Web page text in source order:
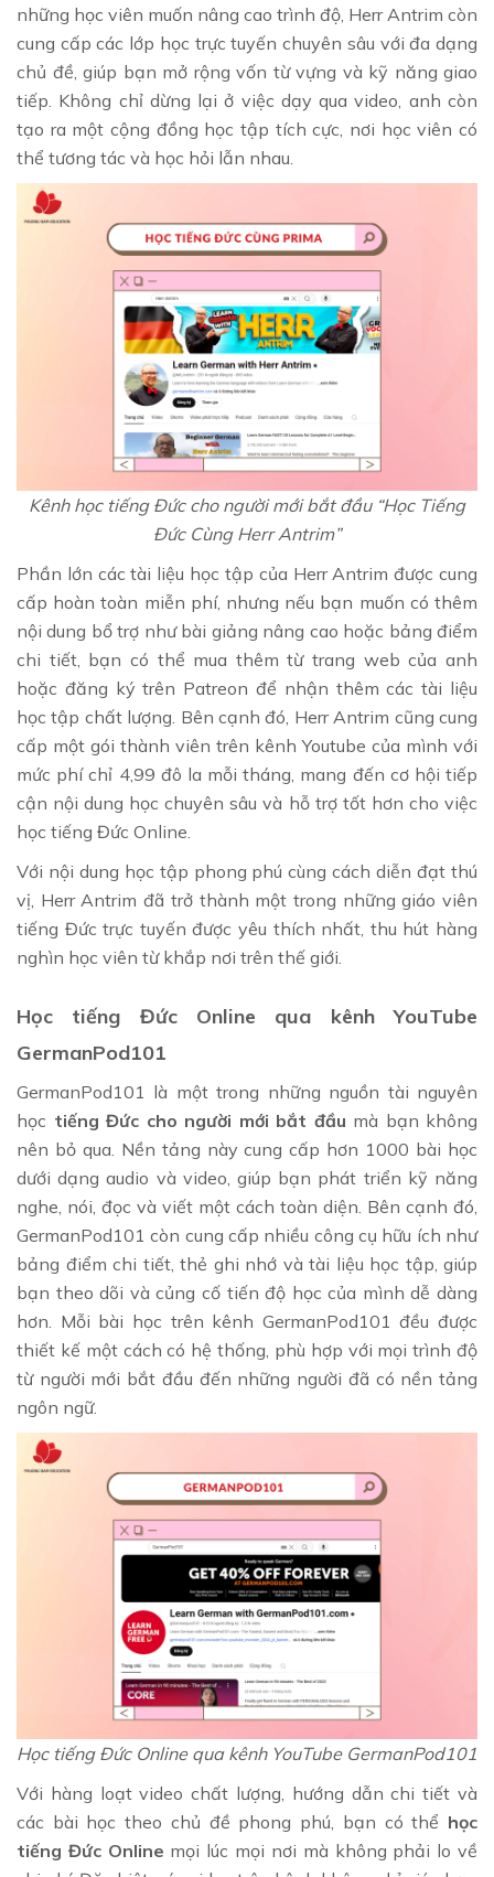
những học viên muốn nâng cao trình độ, Herr Antrim còn
cung cấp các lớp học trực tuyến chuyên sâu với đa dạng
chủ đề, giúp bạn mở rộng vốn từ vựng và kỹ năng giao
tiếp. Không chỉ dừng lại ở việc dạy qua video, anh còn
tạo ra một cộng đồng học tập tích cực, nơi học viên có
thể tương tác và học hỏi lẫn nhau.
Kênh học tiếng Đức cho người mới bắt đầu “Học Tiếng
Đức Cùng Herr Antrim”
Phần lớn các tài liệu học tập của Herr Antrim được cung
cấp hoàn toàn miễn phí, nhưng nếu bạn muốn có thêm
nội dung bổ trợ như bài giảng nâng cao hoặc bảng điểm
chi tiết, bạn có thể mua thêm từ trang web của anh
hoặc đăng ký trên Patreon để nhận thêm các tài liệu
học tập chất lượng. Bên cạnh đó, Herr Antrim cũng cung
cấp một gói thành viên trên kênh Youtube của mình với
mức phí chỉ 4,99 đô la mỗi tháng, mang đến cơ hội tiếp
cận nội dung học chuyên sâu và hỗ trợ tốt hơn cho việc
học tiếng Đức Online.
Với nội dung học tập phong phú cùng cách diễn đạt thú
vị, Herr Antrim đã trở thành một trong những giáo viên
tiếng Đức trực tuyến được yêu thích nhất, thu hút hàng
nghìn học viên từ khắp nơi trên thế giới.
Học tiếng Đức Online qua kênh YouTube
GermanPod101
GermanPod101 là một trong những nguồn tài nguyên
học tiếng Đức cho người mới bắt đầu mà bạn không
nên bỏ qua. Nền tảng này cung cấp hơn 1000 bài học
dưới dạng audio và video, giúp bạn phát triển kỹ năng
nghe, nói, đọc và viết một cách toàn diện. Bên cạnh đó,
GermanPod101 còn cung cấp nhiều công cụ hữu ích như
bảng điểm chi tiết, thẻ ghi nhớ và tài liệu học tập, giúp
bạn theo dõi và củng cố tiến độ học của mình dễ dàng
hơn. Mỗi bài học trên kênh GermanPod101 đều được
thiết kế một cách có hệ thống, phù hợp với mọi trình độ
từ người mới bắt đầu đến những người đã có nền tảng
ngôn ngữ.
Học tiếng Đức Online qua kênh YouTube GermanPod101
Với hàng loạt video chất lượng, hướng dẫn chi tiết và
các bài học theo chủ đề phong phú, bạn có thể học
tiếng Đức Online mọi lúc mọi nơi mà không phải lo về